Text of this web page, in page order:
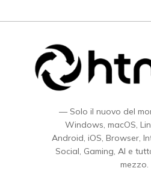
— Solo il nuovo del
Windows, macOS,
Android, iOS, Browser,
Social, Gaming, AI e
mezzo.